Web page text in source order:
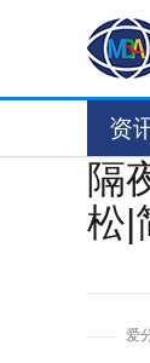
资
隔
松|
爱